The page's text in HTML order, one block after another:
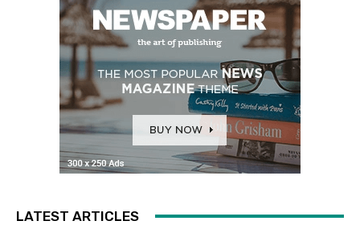
LATEST ARTICLES